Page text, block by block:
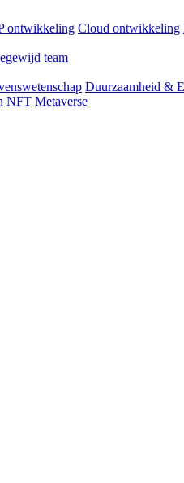
ontwikkeling Cloud ontwikkeling
team
Duurzaamheid &
NFT Metaverse